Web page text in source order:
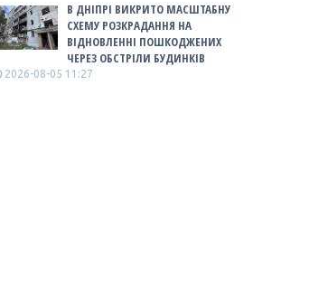
В ДНІПРІ ВИКРИТО МАСШТАБНУ
СХЕМУ РОЗКРАДАННЯ НА
ВІДНОВЛЕННІ ПОШКОДЖЕНИХ
ЧЕРЕЗ ОБСТРІЛИ БУДИНКІВ
2026-08-05 11:27